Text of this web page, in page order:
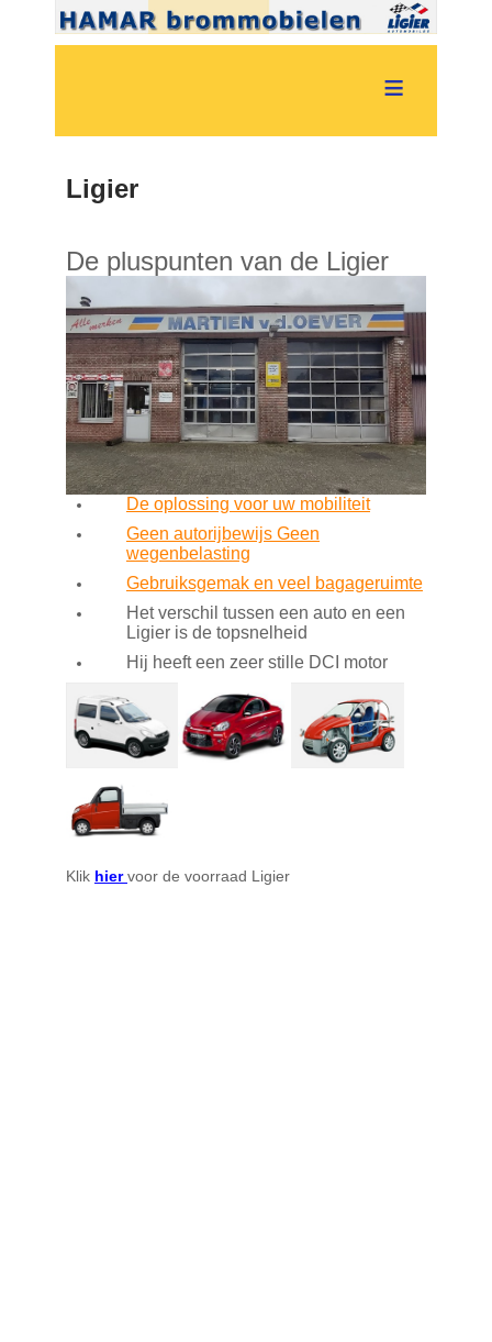
≡
Ligier
De pluspunten van de Ligier
De oplossing voor uw mobiliteit
Geen autorijbewijs Geen
wegenbelasting
Gebruiksgemak en veel bagageruimte
Het verschil tussen een auto en een
Ligier is de topsnelheid
Hij heeft een zeer stille DCI motor
Klik hier voor de voorraad Ligier